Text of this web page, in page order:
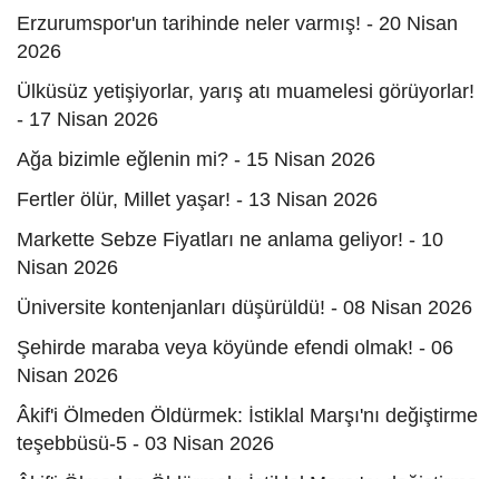
Erzurumspor'un tarihinde neler varmış! - 20 Nisan
2026
Ülküsüz yetişiyorlar, yarış atı muamelesi görüyorlar!
- 17 Nisan 2026
Ağa bizimle eğlenin mi? - 15 Nisan 2026
Fertler ölür, Millet yaşar! - 13 Nisan 2026
Markette Sebze Fiyatları ne anlama geliyor! - 10
Nisan 2026
Üniversite kontenjanları düşürüldü! - 08 Nisan 2026
Şehirde maraba veya köyünde efendi olmak! - 06
Nisan 2026
Âkif'i Ölmeden Öldürmek: İstiklal Marşı'nı değiştirme
teşebbüsü-5 - 03 Nisan 2026